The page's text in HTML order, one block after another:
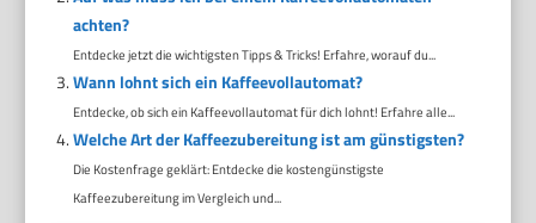
achten?
Entdecke jetzt die wichtigsten Tipps & Tricks! Erfahre, worauf du...
Wann lohnt sich ein Kaffeevollautomat?
Entdecke, ob sich ein Kaffeevollautomat für dich lohnt! Erfahre alle...
Welche Art der Kaffeezubereitung ist am günstigsten?
Die Kostenfrage geklärt: Entdecke die kostengünstigste
Kaffeezubereitung im Vergleich und...